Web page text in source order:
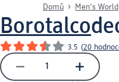
Domů Men's World
Borotalco
3.5 (20